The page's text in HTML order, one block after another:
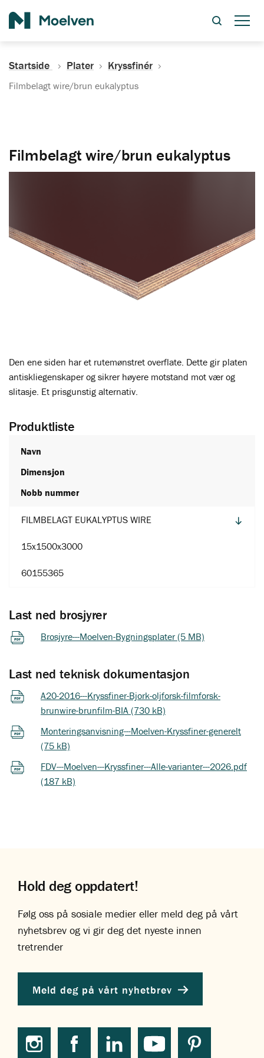
Startside Plater Kryssfinér
Filmbelagt wire/brun eukalyptus
Den ene siden har et rutemønstret overflate. Dette gir platen
antiskliegenskaper og sikrer høyere motstand mot vær og
slitasje. Et prisgunstig alternativ.
Produktliste
Navn
Dimensjon
Nobb nummer
FILMBELAGT EUKALYPTUS WIRE
15x1500x3000
60155365
Last ned brosjyrer
Brosjyre---Moelven-Bygningsplater (5 MB)
Last ned teknisk dokumentasjon
A20-2016---Kryssfiner-Bjork-oljforsk-filmforsk-
brunwire-brunfilm-BIA (730 kB)
Monteringsanvisning---Moelven-Kryssfiner-generelt
(75 kB)
FDV---Moelven---Kryssfiner---Alle-varianter---2026.pdf
(187 kB)
Filmbelagt wire/brun eukalyptus
Hold deg oppdatert!
Følg oss på sosiale medier eller meld deg på vårt
nyhetsbrev og vi gir deg det nyeste innen
tretrender
Meld deg på vårt nyhetbrev